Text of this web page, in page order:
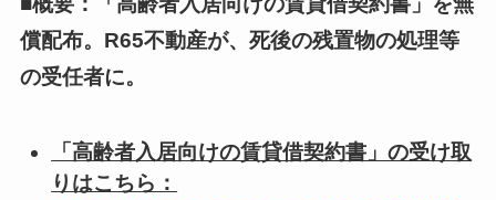
償配布。R65不動産が、死後の残置物の処理等
の受任者に。
「高齢者入居向けの賃貸借契約書」の受け取
りはこちら：